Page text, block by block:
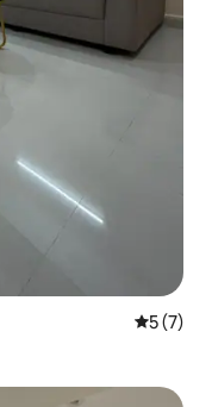
5 de
5 (7)